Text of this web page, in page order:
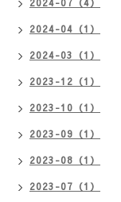
2024-07（4）
2024-04（1）
2024-03（1）
2023-12（1）
2023-10（1）
2023-09（1）
2023-08（1）
2023-07（1）